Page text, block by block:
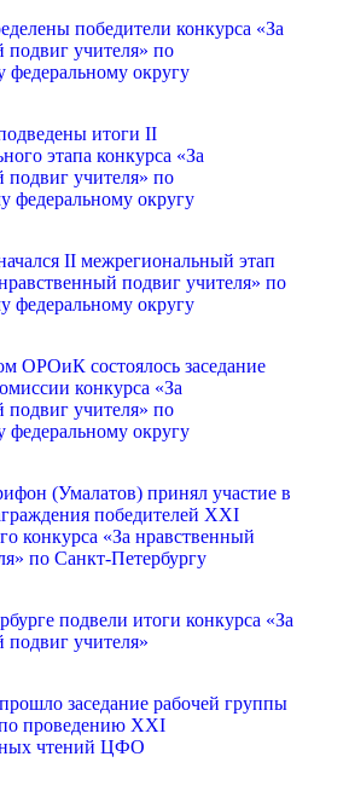
победители конкурса «За
подвиг учителя» по
федеральному округу
итоги II
этапа конкурса «За
подвиг учителя» по
федеральному округу
II межрегиональный этап
подвиг учителя» по
федеральному округу
ОРОиК состоялось заседание
конкурса «За
подвиг учителя» по
федеральному округу
(Умалатов) принял участие в
победителей XXI
конкурса «За нравственный
по Санкт-Петербургу
подвели итоги конкурса «За
подвиг учителя»
заседание рабочей группы
проведению XXI
чтений ЦФО